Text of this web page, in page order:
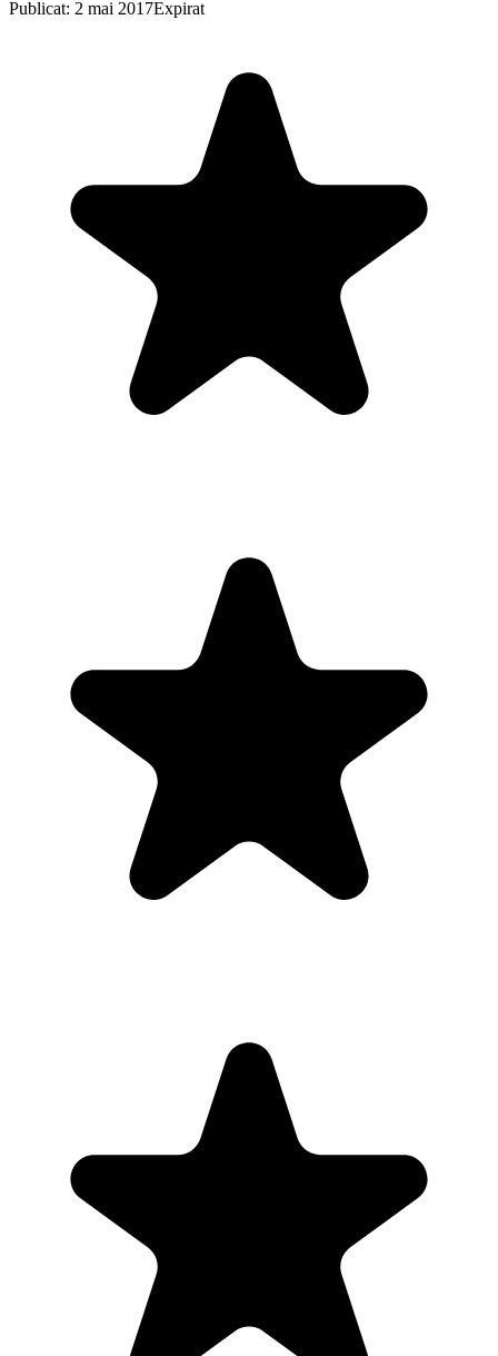
Publicat: 2 mai 2017Expirat